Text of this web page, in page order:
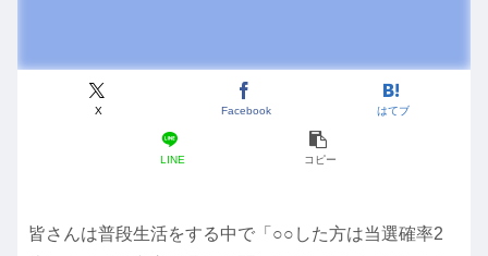
X Facebook はてブ
LINE コピー
皆さんは普段生活をする中で「○○した方は当選確率2